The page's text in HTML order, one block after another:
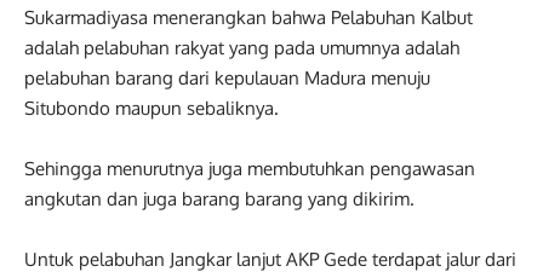
Sukarmadiyasa menerangkan bahwa Pelabuhan Kalbut
adalah pelabuhan rakyat yang pada umumnya adalah
pelabuhan barang dari kepulauan Madura menuju
Situbondo maupun sebaliknya.
Sehingga menurutnya juga membutuhkan pengawasan
angkutan dan juga barang barang yang dikirim.
Untuk pelabuhan Jangkar lanjut AKP Gede terdapat jalur dari